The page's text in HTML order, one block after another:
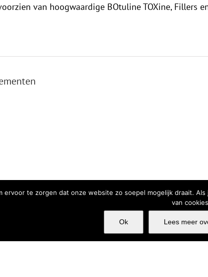
van hoogwaardige BOtuline TOXine, Fillers
ervoor te zorgen dat onze website zo soepel mogelijk draait.
van
Ok Lees meer